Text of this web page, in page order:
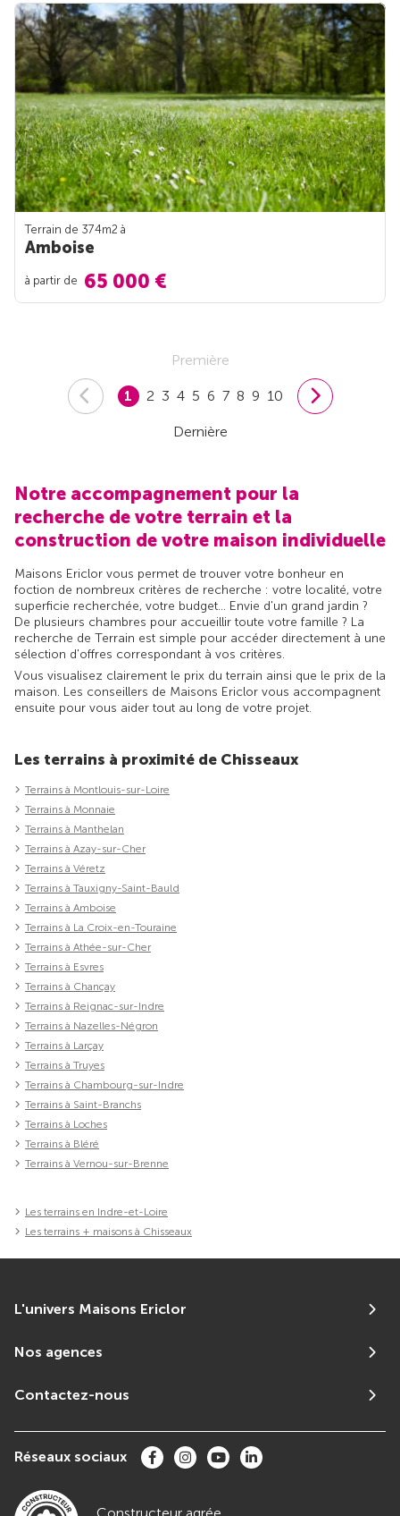
Terrain de 374m2 à
Amboise
à partir de 65 000 €
Première
1 2 3 4 5 6 7 8 9 10
Dernière
Notre accompagnement pour la
recherche de votre terrain et la
construction de votre maison individuelle
Maisons Ericlor vous permet de trouver votre bonheur en
foction de nombreux critères de recherche : votre localité, votre
superficie recherchée, votre budget... Envie d'un grand jardin ?
De plusieurs chambres pour accueillir toute votre famille ? La
recherche de Terrain est simple pour accéder directement à une
sélection d'offres correspondant à vos critères.
Vous visualisez clairement le prix du terrain ainsi que le prix de la
maison. Les conseillers de Maisons Ericlor vous accompagnent
ensuite pour vous aider tout au long de votre projet.
Les terrains à proximité de Chisseaux
Terrains à Montlouis-sur-Loire
Terrains à Monnaie
Terrains à Manthelan
Terrains à Azay-sur-Cher
Terrains à Véretz
Terrains à Tauxigny-Saint-Bauld
Terrains à Amboise
Terrains à La Croix-en-Touraine
Terrains à Athée-sur-Cher
Terrains à Esvres
Terrains à Chançay
Terrains à Reignac-sur-Indre
Terrains à Nazelles-Négron
Terrains à Larçay
Terrains à Truyes
Terrains à Chambourg-sur-Indre
Terrains à Saint-Branchs
Terrains à Loches
Terrains à Bléré
Terrains à Vernou-sur-Brenne
Les terrains en Indre-et-Loire
Les terrains + maisons à Chisseaux
L'univers Maisons Ericlor
Nos agences
Contactez-nous
Réseaux sociaux